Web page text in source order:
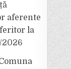
aferente
la